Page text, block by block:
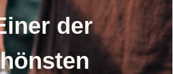
der